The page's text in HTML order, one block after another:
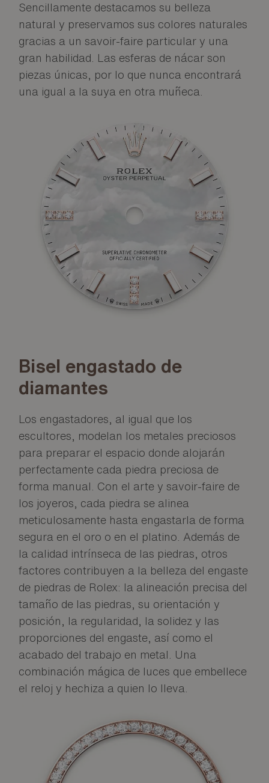
Sencillamente destacamos su belleza
natural y preservamos sus colores naturales
gracias a un savoir-faire particular y una
gran habilidad. Las esferas de nácar son
piezas únicas, por lo que nunca encontrará
una igual a la suya en otra muñeca.
Bisel engastado de
diamantes
Los engastadores, al igual que los
escultores, modelan los metales preciosos
para preparar el espacio donde alojarán
perfectamente cada piedra preciosa de
forma manual. Con el arte y savoir-faire de
los joyeros, cada piedra se alinea
meticulosamente hasta engastarla de forma
segura en el oro o en el platino. Además de
la calidad intrínseca de las piedras, otros
factores contribuyen a la belleza del engaste
de piedras de Rolex: la alineación precisa del
tamaño de las piedras, su orientación y
posición, la regularidad, la solidez y las
proporciones del engaste, así como el
acabado del trabajo en metal. Una
combinación mágica de luces que embellece
el reloj y hechiza a quien lo lleva.